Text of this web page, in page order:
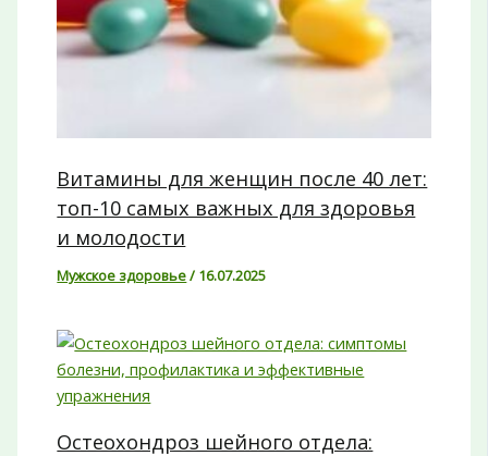
Витамины для женщин после 40 лет:
топ-10 самых важных для здоровья
и молодости
Мужское здоровье/ 16.07.2025
Остеохондроз шейного отдела: